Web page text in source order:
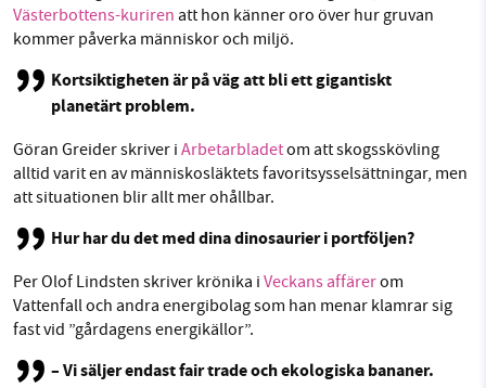
Västerbottens-kuriren att hon känner oro över hur gruvan
kommer påverka människor och miljö.
Kortsiktigheten är på väg att bli ett gigantiskt
planetärt problem.
Göran Greider skriver i Arbetarbladetom att skogsskövling
alltid varit en av människosläktets favoritsysselsättningar, men
att situationen blir allt mer ohållbar.
Hur har du det med dina dinosaurier i portföljen?
Per Olof Lindsten skriver krönika i Veckans affärerom
Vattenfall och andra energibolag som han menar klamrar sig
fast vid ”gårdagens energikällor”.
– Vi säljer endast fair trade och ekologiska bananer.